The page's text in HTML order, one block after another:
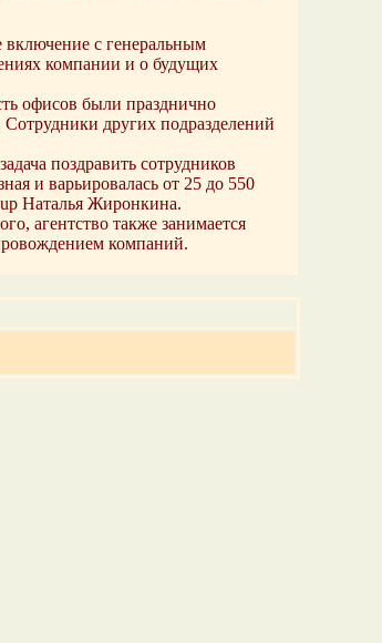
с генеральным
компании и о будущих
офисов были празднично
других подразделений
поздравить сотрудников
и варьировалась от 25 до 550
Наталья Жиронкина.
агентство также занимается
компаний.